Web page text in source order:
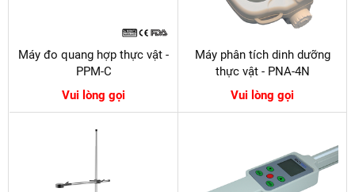
Máy đo quang hợp thực vật -
PPM-C
Vui lòng gọi
Máy phân tích dinh dưỡng
thực vật - PNA-4N
Vui lòng gọi